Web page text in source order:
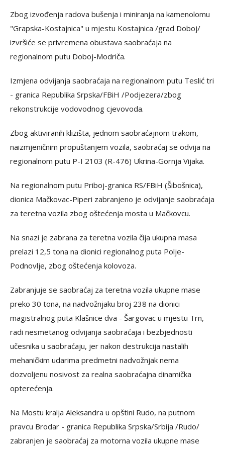
Zbog izvođenja radova bušenja i miniranja na kamenolomu
"Grapska-Kostajnica" u mjestu Kostajnica /grad Doboj/
izvršiće se privremena obustava saobraćaja na
regionalnom putu Doboj-Modriča.
Izmjena odvijanja saobraćaja na regionalnom putu Teslić tri
- granica Republika Srpska/FBiH /Podjezera/zbog
rekonstrukcije vodovodnog cjevovoda.
Zbog aktiviranih klizišta, jednom saobraćajnom trakom,
naizmjeničnim propuštanjem vozila, saobraćaj se odvija na
regionalnom putu P-I 2103 (R-476) Ukrina-Gornja Vijaka.
Na regionalnom putu Priboj-granica RS/FBiH (Šibošnica),
dionica Mačkovac-Piperi zabranjeno je odvijanje saobraćaja
za teretna vozila zbog oštećenja mosta u Mačkovcu.
Na snazi je zabrana za teretna vozila čija ukupna masa
prelazi 12,5 tona na dionici regionalnog puta Polje-
Podnovlje, zbog oštećenja kolovoza.
Zabranjuje se saobraćaj za teretna vozila ukupne mase
preko 30 tona, na nadvožnjaku broj 238 na dionici
magistralnog puta Klašnice dva - Šargovac u mjestu Trn,
radi nesmetanog odvijanja saobraćaja i bezbjednosti
učesnika u saobraćaju, jer nakon destrukcija nastalih
mehaničkim udarima predmetni nadvožnjak nema
dozvoljenu nosivost za realna saobraćajna dinamička
opterećenja.
Na Mostu kralja Aleksandra u opštini Rudo, na putnom
pravcu Brodar - granica Republika Srpska/Srbija /Rudo/
zabranjen je saobraćaj za motorna vozila ukupne mase